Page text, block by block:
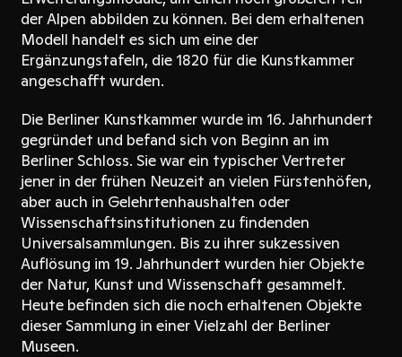
der Alpen abbilden zu können. Bei dem erhaltenen
Modell handelt es sich um eine der
Ergänzungstafeln, die 1820 für die Kunstkammer
angeschafft wurden.
Die Berliner Kunstkammer wurde im 16. Jahrhundert
gegründet und befand sich von Beginn an im
Berliner Schloss. Sie war ein typischer Vertreter
jener in der frühen Neuzeit an vielen Fürstenhöfen,
aber auch in Gelehrtenhaushalten oder
Wissenschaftsinstitutionen zu findenden
Universalsammlungen. Bis zu ihrer sukzessiven
Auflösung im 19. Jahrhundert wurden hier Objekte
der Natur, Kunst und Wissenschaft gesammelt.
Heute befinden sich die noch erhaltenen Objekte
dieser Sammlung in einer Vielzahl der Berliner
Museen.